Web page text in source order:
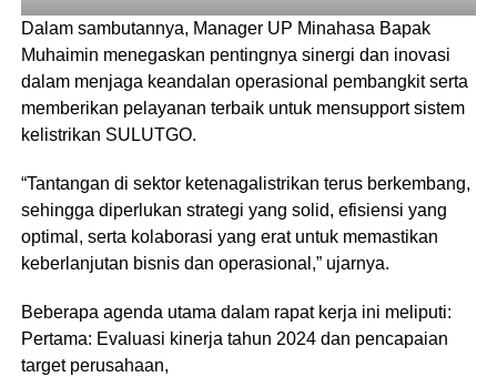
Dalam sambutannya, Manager UP Minahasa Bapak
Muhaimin menegaskan pentingnya sinergi dan inovasi
dalam menjaga keandalan operasional pembangkit serta
memberikan pelayanan terbaik untuk mensupport sistem
kelistrikan SULUTGO.
“Tantangan di sektor ketenagalistrikan terus berkembang,
sehingga diperlukan strategi yang solid, efisiensi yang
optimal, serta kolaborasi yang erat untuk memastikan
keberlanjutan bisnis dan operasional,” ujarnya.
Beberapa agenda utama dalam rapat kerja ini meliputi:
Pertama: Evaluasi kinerja tahun 2024 dan pencapaian
target perusahaan,